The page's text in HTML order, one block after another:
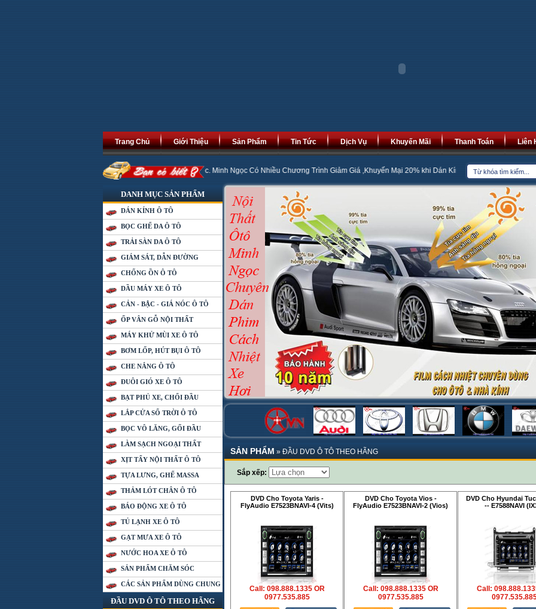
Trang Chủ Giới Thiệu Sản Phẩm Tin Tức Dịch Vụ Khuyến Mãi Thanh Toán Liên
An Khang Thịnh Vượng, Phát Tài Phát Lộc. Minh Ngọc Có Nhiều Chương Trình Giảm Giá ,Khuyến Mại 20% khi Dán Kính Cách Nhiệt Bọc Đệm Ghế Da
DANH MỤC SẢN PHẨM
DÁN KÍNH Ô TÔ
BỌC GHẾ DA Ô TÔ
TRẢI SÀN DA Ô TÔ
GIÁM SÁT, DẪN ĐƯỜNG
CHỐNG ỒN Ô TÔ
DẦU MÁY XE Ô TÔ
CẢN - BẬC - GIÁ NÓC Ô TÔ
ỐP VÂN GỖ NỘI THẤT
MÁY KHỬ MÙI XE Ô TÔ
BƠM LỐP, HÚT BỤI Ô TÔ
CHE NẮNG Ô TÔ
ĐUÔI GIÓ XE Ô TÔ
BẠT PHỦ XE, CHỔI ĐẦU
LẮP CỬA SỔ TRỜI Ô TÔ
BỌC VÔ LĂNG, GỐI ĐẦU
LÀM SẠCH NGOẠI THẤT
XỊT TẨY NỘI THẤT Ô TÔ
TỰA LƯNG, GHẾ MASSA
THẢM LÓT CHÂN Ô TÔ
BÁO ĐỘNG XE Ô TÔ
TỦ LẠNH XE Ô TÔ
GẠT MƯA XE Ô TÔ
NƯỚC HOA XE Ô TÔ
SẢN PHẨM CHĂM SÓC
CÁC SẢN PHẨM DÙNG CHUNG
ĐẦU DVD Ô TÔ THEO HÃNG
SẢN PHẨM » ĐẦU DVD Ô TÔ THEO HÃNG
Sắp xếp:
DVD Cho Toyota Yaris -
FlyAudio E7523BNAVI-4 (Vits)
Call: 098.888.1335 OR
0977.535.885
DVD Cho Toyota Vios -
FlyAudio E7523BNAVI-2 (Vios)
Call: 098.888.1335 OR
0977.535.885
DVD Cho Hyundai
-- E7588NAVI
Call: